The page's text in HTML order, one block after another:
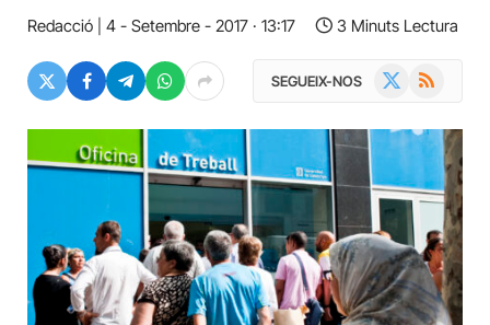
Redacció 4 - Setembre - 2017 · 13:17 3 Minuts Lectura
SEGUEIX-NOS RSS